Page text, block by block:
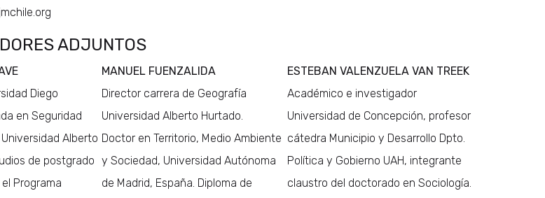
ADJUNTOS
Diego
en Seguridad
Alberto
de postgrado
Programa
MANUEL FUENZALIDA
Director carrera de Geografía
Universidad Alberto Hurtado.
Doctor en Territorio, Medio Ambiente
y Sociedad, Universidad Autónoma
de Madrid, España. Diploma de
ESTEBAN VALENZUELA VAN TREEK
Académico e investigador
Universidad de Concepción, profesor
cátedra Municipio y Desarrollo Dpto.
Política y Gobierno UAH, integrante
claustro del doctorado en Sociología.